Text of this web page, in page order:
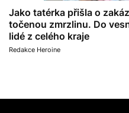
Jako tatérka přišla o
točenou zmrzlinu. Do
lidé z celého kraje
Redakce Heroine